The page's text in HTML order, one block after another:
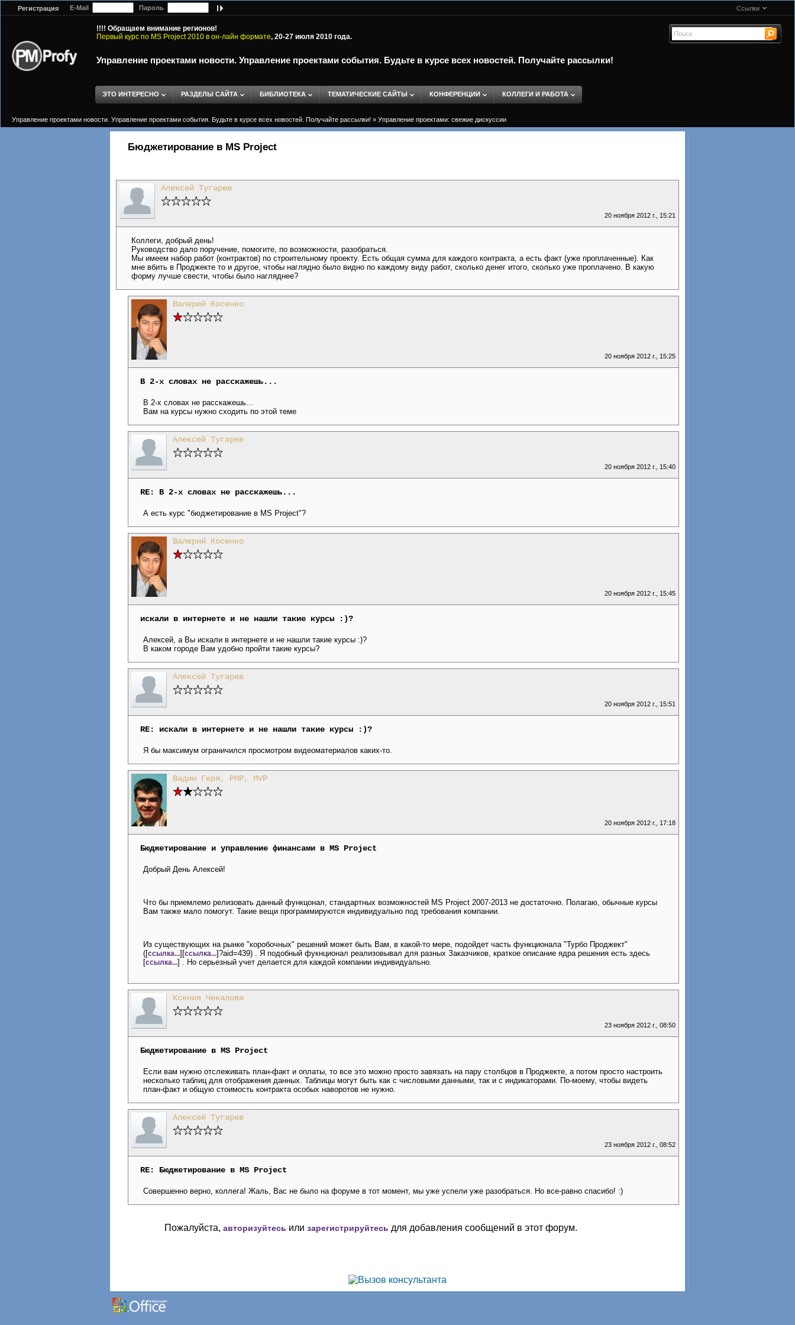
Регистрация E-Mail Пароль Ссылки
!!!! Обращаем внимание регионов!
Первый курс по MS Project 2010 в он-лайн формате, 20-27 июля 2010 года.
Управление проектами новости. Управление проектами события. Будьте в курсе всех новостей. Получайте рассылки!
ЭТО ИНТЕРЕСНО РАЗДЕЛЫ САЙТА БИБЛИОТЕКА ТЕМАТИЧЕСКИЕ САЙТЫ КОНФЕРЕНЦИИ КОЛЛЕГИ И РАБОТА
Управление проектами новости. Управление проектами события. Будьте в курсе всех новостей. Получайте рассылки! » Управление проектами: свежие дискуссии
Бюджетирование в MS Project
Алексей Тугарев
20 ноября 2012 г., 15:21
Коллеги, добрый день!
Руководство дало поручение, помогите, по возможности, разобраться.
Мы имеем набор работ (контрактов) по строительному проекту. Есть общая сумма для каждого контракта, а есть факт (уже проплаченные). Как
мне вбить в Проджекте то и другое, чтобы наглядно было видно по каждому виду работ, сколько денег итого, сколько уже проплачено. В какую
форму лучше свести, чтобы было нагляднее?
Валерий Косенко
20 ноября 2012 г., 15:25
В 2-х словах не расскажешь...
В 2-х словах не расскажешь...
Вам на курсы нужно сходить по этой теме
Алексей Тугарев
20 ноября 2012 г., 15:40
RE: В 2-х словах не расскажешь...
А есть курс "бюджетирование в MS Project"?
Валерий Косенко
20 ноября 2012 г., 15:45
искали в интернете и не нашли такие курсы :)?
Алексей, а Вы искали в интернете и не нашли такие курсы :)?
В каком городе Вам удобно пройти такие курсы?
Алексей Тугарев
20 ноября 2012 г., 15:51
RE: искали в интернете и не нашли такие курсы :)?
Я бы максимум ограничился просмотром видеоматериалов каких-то.
Вадим Геря, PMP, MVP
20 ноября 2012 г., 17:18
Бюджетирование и управление финансами в MS Project
Добрый День Алексей!
Что бы приемлемо релизовать данный функцонал, стандартных возможностей MS Project 2007-2013 не достаточно. Полагаю, обычные курсы
Вам также мало помогут. Такие вещи программируются индивидуально под требования компании.
Из существующих на рынке "коробочных" решений может быть Вам, в какой-то мере, подойдет часть функционала "Турбо Проджект"
([ссылка...][ссылка...]?aid=439) . Я подобный фукнционал реализовывал для разных Заказчиков, краткое описание ядра решения есть здесь
[ссылка...] . Но серьезный учет делается для каждой компании индивидуально.
Ксения Чекалова
23 ноября 2012 г., 08:50
Бюджетирование в MS Project
Если вам нужно отслеживать план-факт и оплаты, то все это можно просто завязать на пару столбцов в Проджекте, а потом просто настроить
несколько таблиц для отображения данных. Таблицы могут быть как с числовыми данными, так и с индикаторами. По-моему, чтобы видеть
план-факт и общую стоимость контракта особых наворотов не нужно.
Алексей Тугарев
23 ноября 2012 г., 08:52
RE: Бюджетирование в MS Project
Совершенно верно, коллега! Жаль, Вас не было на форуме в тот момент, мы уже успели уже разобраться. Но все-равно спасибо! :)
Пожалуйста, авторизуйтесь или зарегистрируйтесь для добавления сообщений в этот форум.